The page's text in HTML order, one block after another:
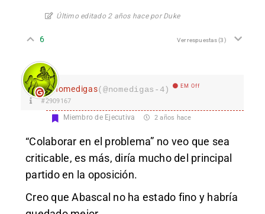
Último editado 2 años hace por Duke
6 Ver respuestas(3)
nomedigas(@nomedigas-4) EM Off
#2909167
Miembro de Ejecutiva 2 años hace
“Colaborar en el problema” no veo que sea
criticable, es más, diría mucho del principal
partido en la oposición.
Creo que Abascal no ha estado fino y habría